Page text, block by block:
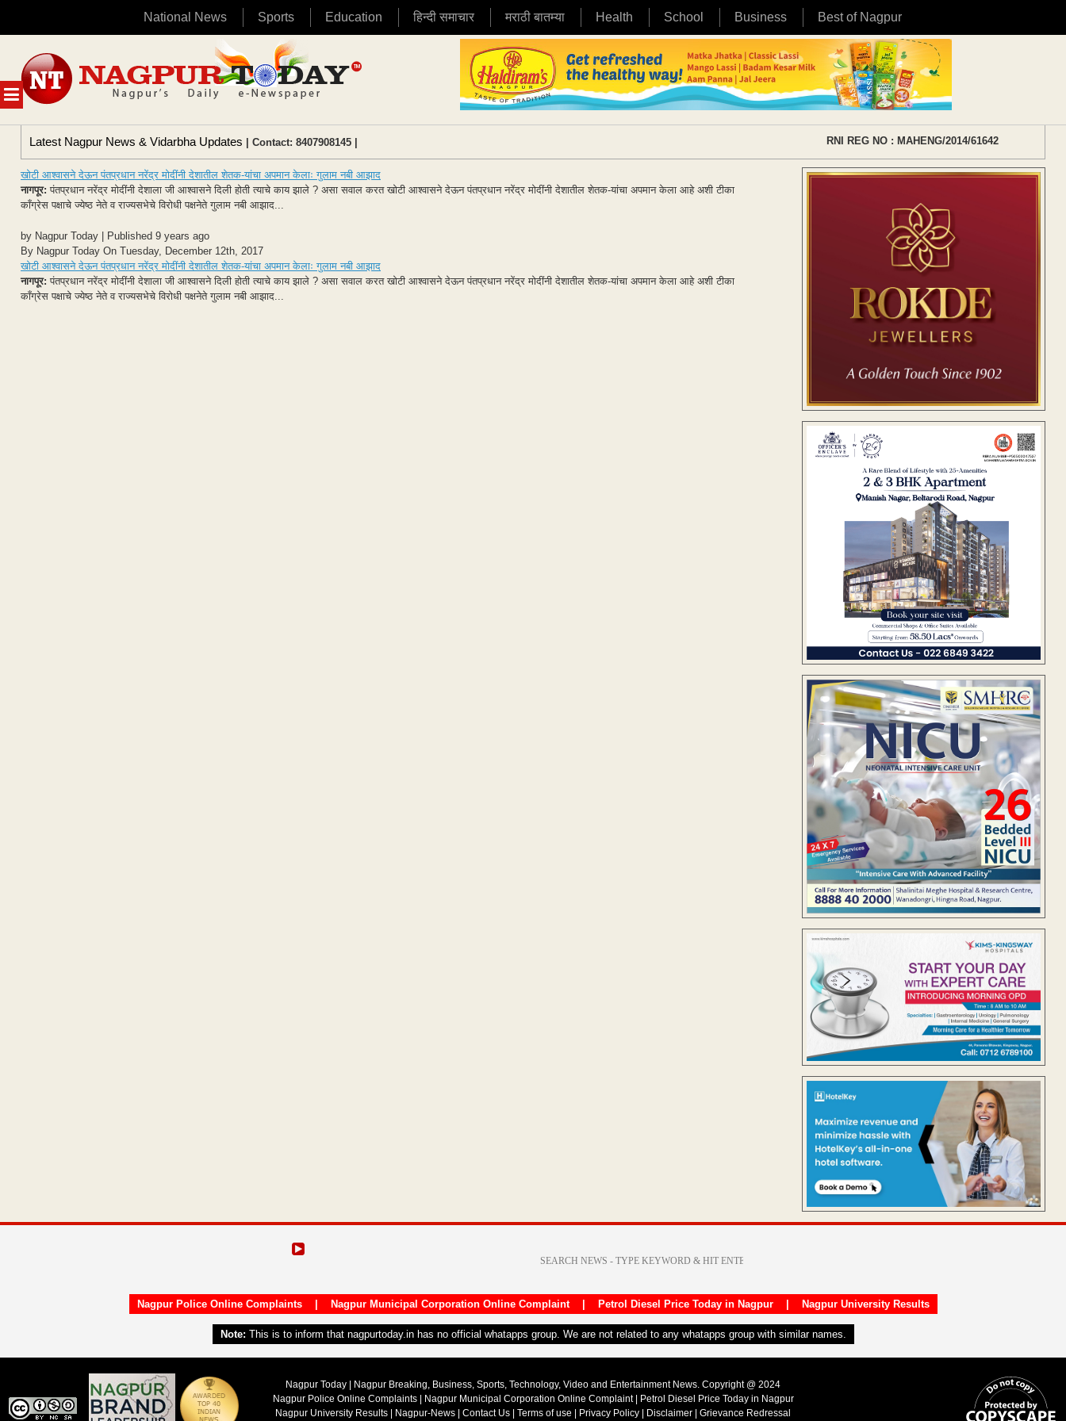
National News Sports Education हिन्दी समाचार मराठी बातम्या Health School Business Best of Nagpur
MENU
content
Latest Nagpur News & Vidarbha Updates | Contact: 8407908145 | RNI REG NO : MAHENG/2014/61642
खोटी आश्वासने देऊन पंतप्रधान नरेंद्र मोदींनी देशातील शेतक-यांचा अपमान केलाः गुलाम नबी आझाद
नागपूर: पंतप्रधान नरेंद्र मोदींनी देशाला जी आश्वासने दिली होती त्याचे काय झाले ? असा सवाल करत खोटी आश्वासने देऊन पंतप्रधान नरेंद्र मोदींनी देशातील शेतक-यांचा अपमान केला आहे अशी टीका
काँग्रेस पक्षाचे ज्येष्ठ नेते व राज्यसभेचे विरोधी पक्षनेते गुलाम नबी आझाद...
by Nagpur Today | Published 9 years ago
By Nagpur Today On Tuesday, December 12th, 2017
खोटी आश्वासने देऊन पंतप्रधान नरेंद्र मोदींनी देशातील शेतक-यांचा अपमान केलाः गुलाम नबी आझाद
नागपूर: पंतप्रधान नरेंद्र मोदींनी देशाला जी आश्वासने दिली होती त्याचे काय झाले ? असा सवाल करत खोटी आश्वासने देऊन पंतप्रधान नरेंद्र मोदींनी देशातील शेतक-यांचा अपमान केला आहे अशी टीका
काँग्रेस पक्षाचे ज्येष्ठ नेते व राज्यसभेचे विरोधी पक्षनेते गुलाम नबी आझाद...
Nagpur Police Online Complaints| Nagpur Municipal Corporation Online Complaint| Petrol Diesel Price Today in Nagpur| Nagpur University Results
Note: This is to inform that nagpurtoday.in has no official whatapps group. We are not related to any whatapps group with similar names.
Nagpur Today | Nagpur Breaking, Business, Sports, Technology, Video and Entertainment News. Copyright @ 2024
Nagpur Police Online Complaints| Nagpur Municipal Corporation Online Complaint|
Petrol Diesel Price Today in Nagpur
Nagpur University Results
Nagpur-News Contact Us Terms of use Privacy Policy Disclaimer Grievance Redressal